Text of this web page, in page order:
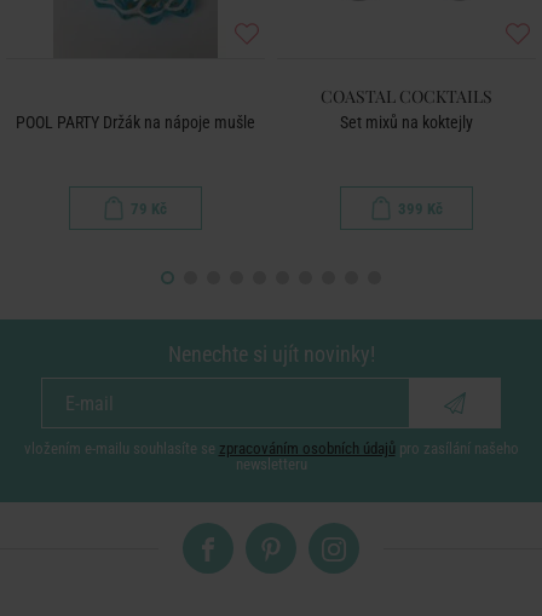
POOL PARTY Držák na nápoje mušle
79 Kč
COASTAL COCKTAILS
Set mixů na koktejly
399 Kč
Nenechte si ujít novinky!
vložením e-mailu souhlasíte se zpracováním osobních údajů pro zasílání našeho
newsletteru